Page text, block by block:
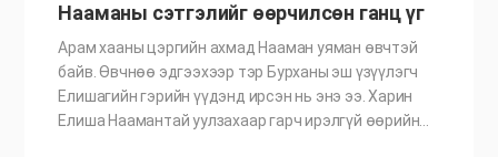
Нааманы сэтгэлийг өөрчилсөн ганц үг
Арам хааны цэргийн ахмад Нааман уяман өвчтэй
байв. Өвчнөө эдгээхээр тэр Бурханы эш үзүүлэгч
Елишагийн гэрийн үүдэнд ирсэн нь энэ ээ. Харин
Елиша Наамантай уулзахаар гарч ирэлгүй өөрийн…